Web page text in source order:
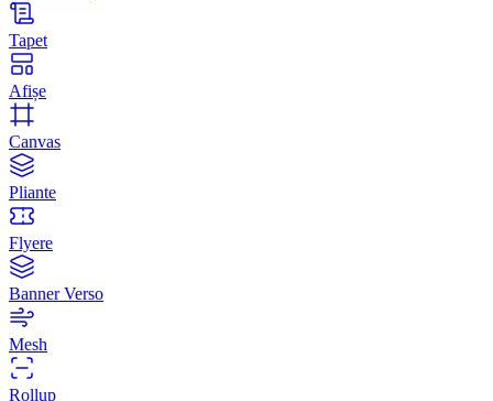
Tapet
Afișe
Canvas
Pliante
Flyere
Banner Verso
Mesh
Rollup